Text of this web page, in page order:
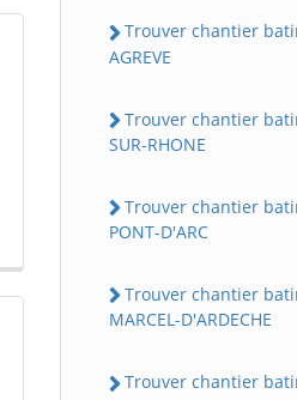
Trouver chantier
AGREVE
Trouver chantier
SUR-RHONE
Trouver chantier
PONT-D'ARC
Trouver chantier
MARCEL-D'ARDECHE
Trouver chantier